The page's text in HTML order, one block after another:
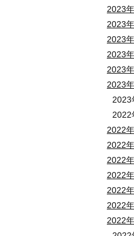
2023
2023
2023
2023
2023
2023
2023
2022
2022
2022
2022
2022
2022
2022
2022